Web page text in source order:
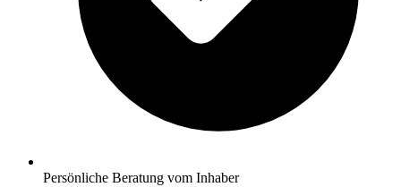
Persönliche Beratung vom Inhaber